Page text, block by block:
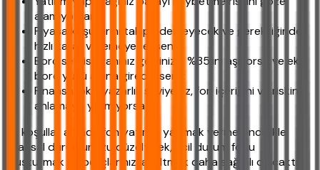
alamıyorsanız
Piyasa koşullarını takip edemeyecek ve gerektiğinde
hızlı karar veremeyecekseniz
Borç servis oranınız gelirinizin %35'ini aşıyorsa ve ek
borç yükü altına girecekseniz
Finansal okuryazarlık seviyeniz, fon içeriğini ve riskini
anlamaya yetmiyorsa
Bu koşullar altında fon yatırımı yapmak yerine öncelikle
finansal durumunuzu düzeltmek, acil durum fonu
oluşturmak ve borçlarınızı azaltmak daha sağlıklı olacaktır.